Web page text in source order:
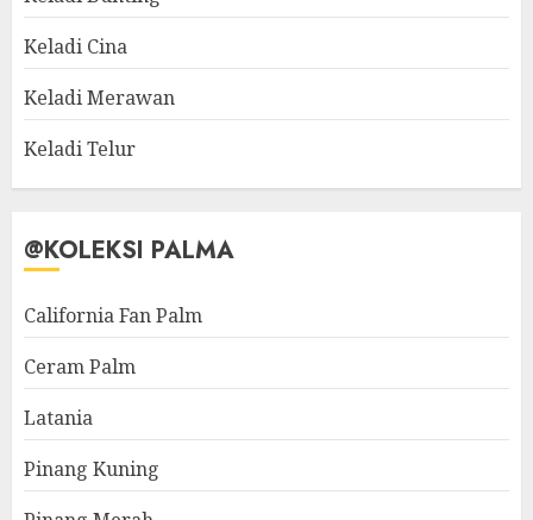
Keladi Cina
Keladi Merawan
Keladi Telur
@KOLEKSI PALMA
California Fan Palm
Ceram Palm
Latania
Pinang Kuning